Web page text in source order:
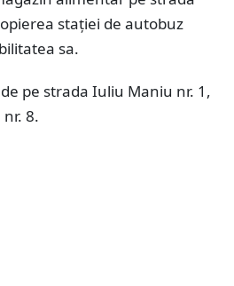
stației de autobuz
sa.
pe strada Iuliu Maniu nr. 1,
8.